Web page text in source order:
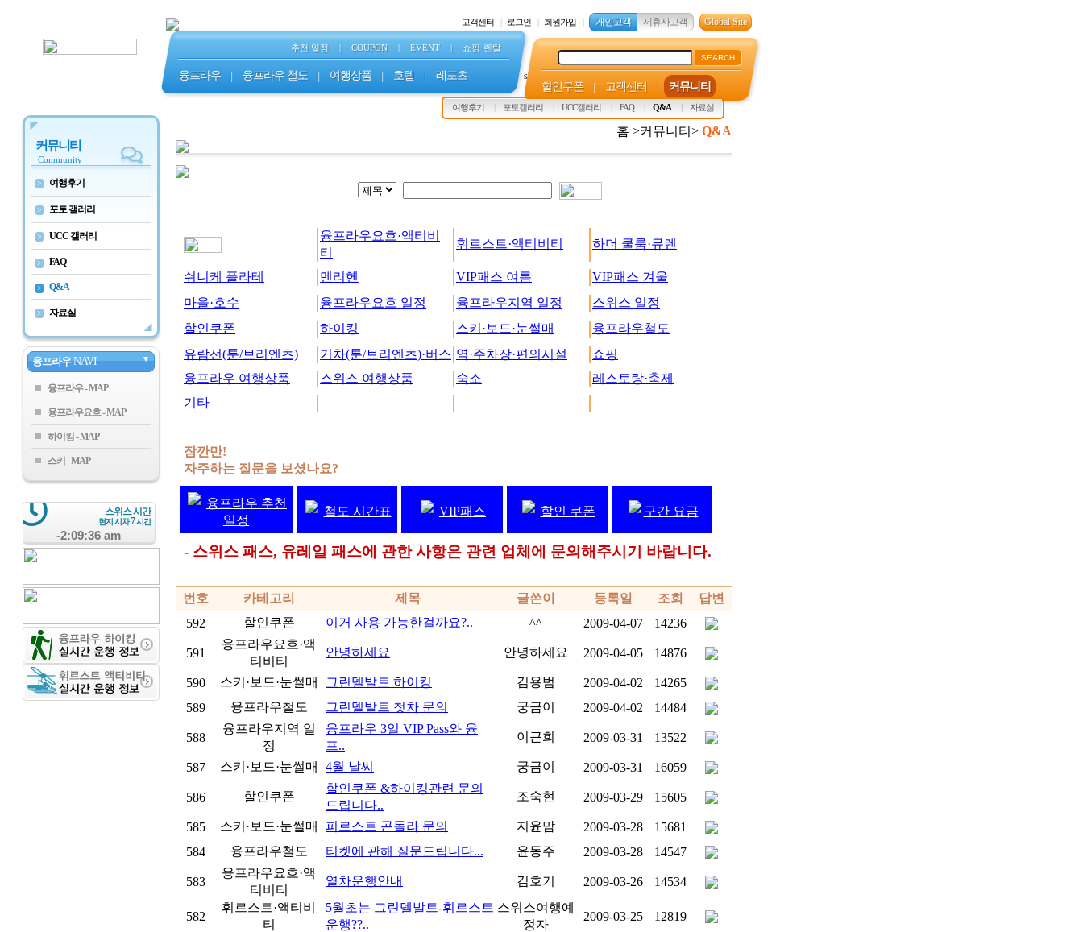
고객센터 로그인 회원가입 개인고객 제휴사고객 Global Site
추천 일정 | COUPON | EVENT | 쇼핑·렌탈
융프라우 | 융프라우 철도 | 여행상품 | 호텔 | 레포츠 s
SEARCH
할인쿠폰 | 고객센터 | 커뮤니티
여행후기 포토갤러리 UCC갤러리 FAQ Q&A 자료실
커뮤니티
Community
> 여행후기
> 포토 갤러리
> UCC 갤러리
> FAQ
> Q&A
> 자료실
융프라우 NAVI ▼
융프라우
융프라우요흐
하이킹
스키
스위스 시간
현지 시차7시간
-2:09:37 am
홈 >커뮤니티> Q&A
융프라우요흐·액티비
티
휘르스트·액티비티 하더 쿨룸·뮤렌
쉬니케 플라테 멘리헨 VIP패스 여름
VIP패스 겨울
마을·호수
융프라우요흐 일정 융프라우지역 일정
스위스 일정
할인쿠폰
하이킹 스키·보드·눈썰매
융프라우철도
유람선(툰/브리엔츠)
기차(툰/브리엔츠)·버스 역·주차장·편의시설
쇼핑
융프라우 여행상품
스위스 여행상품 숙소
레스토랑·축제
기타
잠깐만!
자주하는 질문을 보셨나요?
융프라우 추천
일정
철도 시간표 VIP패스 할인 쿠폰 구간 요금
- 스위스 패스, 유레일 패스에 관한 사항은 관련 업체에 문의해주시기 바랍니다.
번호 카테고리 제목 글쓴이 등록일 조회
답변
592
할인쿠폰 이거 사용 가능한걸까요?.. ^^ 2009-04-07 14236
591
융프라우요흐·액
티비티
안녕하세요 안녕하세요 2009-04-05 14876
590 스키·보드·눈썰매 그린델발트 하이킹 김용범 2009-04-02
14265
589
융프라우철도 그린델발트 첫차 문의 궁금이 2009-04-02 14484
588
융프라우지역 일
정
융프라우 3일 VIP Pass와 융
프..
이근희 2009-03-31 13522
587 스키·보드·눈썰매 4월 날씨 궁금이 2009-03-31 16059
586 할인쿠폰
할인쿠폰 &하이킹관련 문의
드립니다..
조숙현 2009-03-29 15605
585 스키·보드·눈썰매 피르스트 곤돌라 문의 지윤맘 2009-03-28
15681
584
융프라우철도 티켓에 관해 질문드립니다... 윤동주 2009-03-28 14547
583
융프라우요흐·액
티비티
열차운행안내 김호기 2009-03-26 14534
582
휘르스트·액티비
티
5월초는 그린델발트-휘르스트
운행??..
스위스여행예
정자
2009-03-25 12819